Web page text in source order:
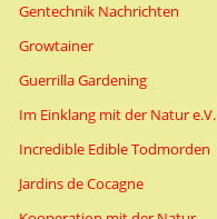
Gentechnik Nachrichten
Growtainer
Guerrilla Gardening
Im Einklang mit der Natur e.V.
Incredible Edible Todmorden
Jardins de Cocagne